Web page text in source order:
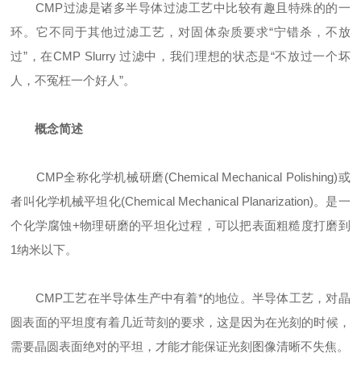
CMP过滤是诸多半导体过滤工艺中比较有趣且特殊的的一
环。它不同于其他过滤工艺，对固体杂质要求“宁错杀，不放
过”，在CMP Slurry 过滤中，我们理想的状态是“不放过一个坏
人，不冤枉一个好人”。
概念简述
CMP全称化学机械研磨(Chemical Mechanical Polishing)或
者叫化学机械平坦化(Chemical Mechanical Planarization)。是一
个化学腐蚀+物理研磨的平坦化过程，可以把表面粗糙度打磨到
1纳米以下。
CMP工艺在半导体生产中有着*的地位。半导体工艺，对晶
圆表面的平坦度有着几近苛刻的要求，这是因为在光刻的时候，
需要晶圆表面绝对的平坦，才能才能保证光刻图像清晰不失焦。